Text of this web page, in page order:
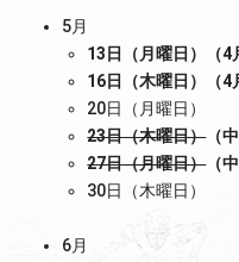
5月
13日（月曜日）（4
16日（木曜日）（4
20日（月曜日）
23日（木曜日）（中
27日（月曜日）（中
30日（木曜日）
6月